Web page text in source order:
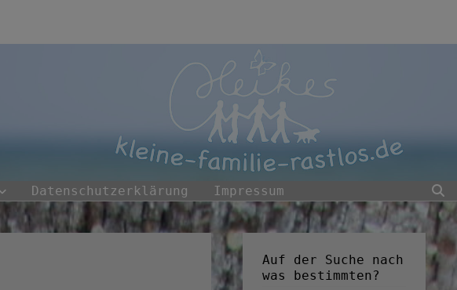
Datenschutzerklärung Impressum
Auf der Suche nach
was bestimmten?